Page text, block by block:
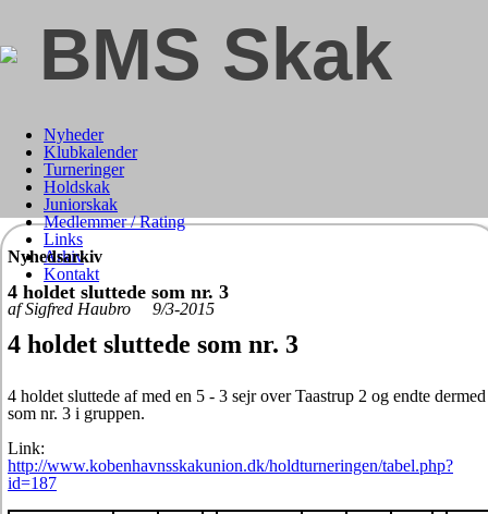
BMS Skak
Nyheder
Klubkalender
Turneringer
Holdskak
Juniorskak
Medlemmer / Rating
Links
Arkiv
Kontakt
Nyhedsarkiv
4 holdet sluttede som nr. 3
af Sigfred Haubro 9/3-2015
4 holdet sluttede som nr. 3
4 holdet sluttede af med en 5 - 3 sejr over Taastrup 2 og endte dermed
som nr. 3 i gruppen.
Link:
http://www.kobenhavnsskakunion.dk/holdturneringen/tabel.php?
id=187